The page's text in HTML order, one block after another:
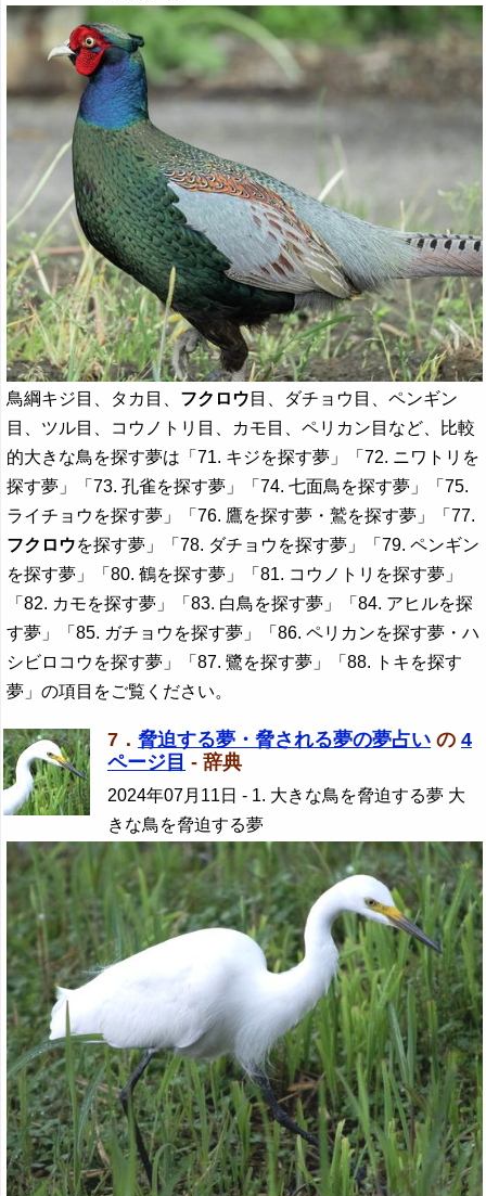
鳥綱キジ目、タカ目、 フクロウ 目、ダチョウ目、ペンギン
目、ツル目、コウノトリ目、カモ目、ペリカン目など、比較
的大きな鳥を探す夢は「71. キジを探す夢」「72. ニワトリを
探す夢」「73. 孔雀を探す夢」「74. 七面鳥を探す夢」「75.
ライチョウを探す夢」「76. 鷹を探す夢・鷲を探す夢」「77.
フクロウを探す夢」「78. ダチョウを探す夢」「79. ペンギン
を探す夢」「80. 鶴を探す夢」「81. コウノトリを探す夢」
「82. カモを探す夢」「83. 白鳥を探す夢」「84. アヒルを探
す夢」「85. ガチョウを探す夢」「86. ペリカンを探す夢・ハ
シビロコウを探す夢」「87. 鷺を探す夢」「88. トキを探す
夢」の項目をご覧ください。
7． 脅迫する夢・脅される夢の夢占い の 4
ページ目 - 辞典
2024年07月11日 - 1. 大きな鳥を脅迫する夢 大
きな鳥を脅迫する夢